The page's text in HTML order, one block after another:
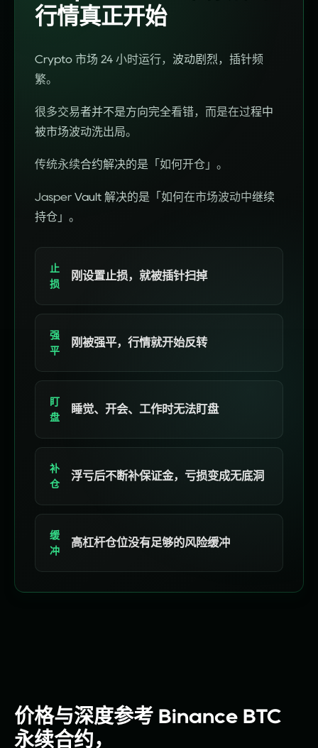
行情真正开始
Crypto 市场 24 小时运行 ， 波动剧烈 ， 插针频
繁。
很多交易者并不是方向 完全看错 ， 而是在过程中
被市场波动洗出局。
传统永续合约解决的是 「 如何 开仓 」。
Jasper Vault 解决的是 「 如何 在市场波动中继续
持仓 」。
止
损
刚设置止损，就被插针扫掉
强
平
刚被强平，行情就开始反转
盯
盘
睡觉、开会、工作时无法盯盘
补
仓
浮亏后不断补保证金，亏损变成无底洞
缓
冲
高杠杆仓位没有足够的风险缓冲
价格与深度参考 Binance BTC
永续合约，